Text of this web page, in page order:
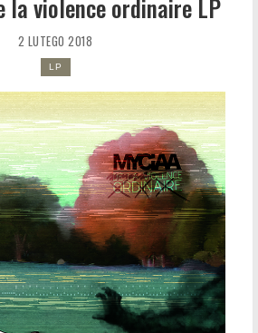
la violence ordinaire LP
2 LUTEGO 2018
LP